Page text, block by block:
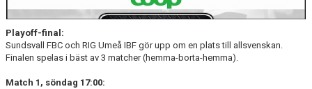
FÖRENINGSPRODUKTEN
MEDLEMSKAP
Playoff-final:
Sundsvall FBC och RIG Umeå IBF gör upp om en plats till allsvenskan.
Finalen spelas i bäst av 3 matcher (hemma-borta-hemma).
Match 1, söndag 17:00: